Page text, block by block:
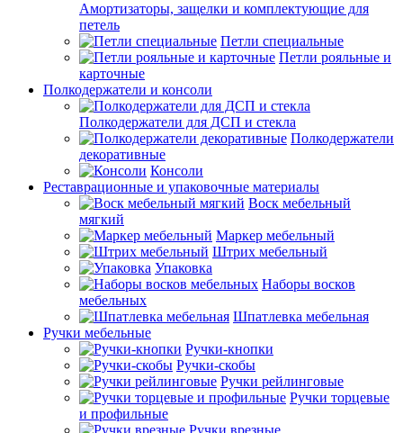
Амортизаторы, защелки и комплектующие для
петель
Петли специальные
Петли рояльные и
карточные
Полкодержатели и консоли
Полкодержатели для ДСП и стекла
Полкодержатели
декоративные
Консоли
Реставрационные и упаковочные материалы
Воск мебельный
мягкий
Маркер мебельный
Штрих мебельный
Упаковка
Наборы восков
мебельных
Шпатлевка мебельная
Ручки мебельные
Ручки-кнопки
Ручки-скобы
Ручки рейлинговые
Ручки торцевые
и профильные
Ручки врезные